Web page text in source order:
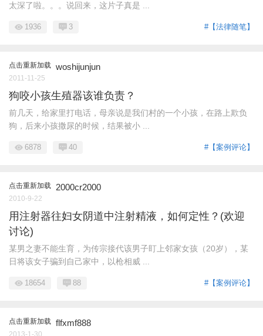
太深了啦。。。说回来，这片子真是 ...
#【法律随笔】
1936 3
点击重新加载 woshijunjun
2011-11-25
狗咬小孩生殖器该谁负责？
前几天，给家里打电话，母亲说是我们村的一个小孩，在路上欺负
狗，后来小孩撒尿的时候，结果被小 ...
#【案例评论】
6878 40
点击重新加载 2000cr2000
2010-9-22
用注射器往妇女阴道中注射精液，如何定性？(欢迎
讨论)
某男之妻不能生育，为传宗接代该男子盯上邻家女孩（20岁），某
日将该女子骗到自己家中，以枪相威 ...
#【案例评论】
18654 88
点击重新加载 flfxmf888
2013-1-30